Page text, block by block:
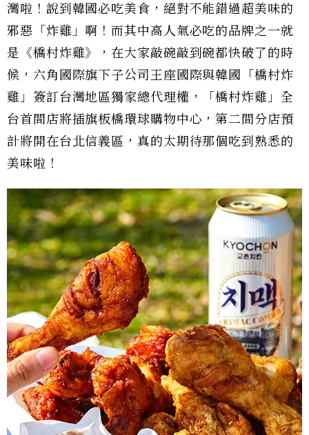
灣啦！說到韓國必吃美食，絕對不能錯過超美味的
邪惡「炸雞」啊！而其中高人氣必吃的品牌之一就
是《橋村炸雞》，在大家敲碗敲到碗都快破了的時
候，六角國際旗下子公司王座國際與韓國「橋村炸
雞」簽訂台灣地區獨家總代理權，「橋村炸雞」全
台首間店將插旗板橋環球購物中心，第二間分店預
計將開在台北信義區，真的太期待那個吃到熟悉的
美味啦！